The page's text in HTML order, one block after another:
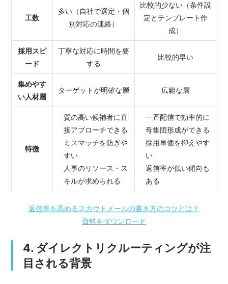
工数
多い（自社で選定・個
別対応の連絡）
比較的少ない（条件設
定とテンプレート作
成）
採用スピ
ード
丁寧な対応に時間を要
する
比較的早い
集めやす
い人材層
ターゲットが明確な層 広範な層
特徴
質の高い候補者に直
接アプローチできる
ミスマッチを防ぎや
すい
人事のリソース・ス
キルが求められる
一斉配信で効率的に
母集団形成ができる
採用単価を抑えやす
い
返信率が低い傾向も
ある
返信率を高めるスカウトメールの書き方のコツとは？
資料をダウンロード
4. ダイレクトリクルーティングが注
目される背景